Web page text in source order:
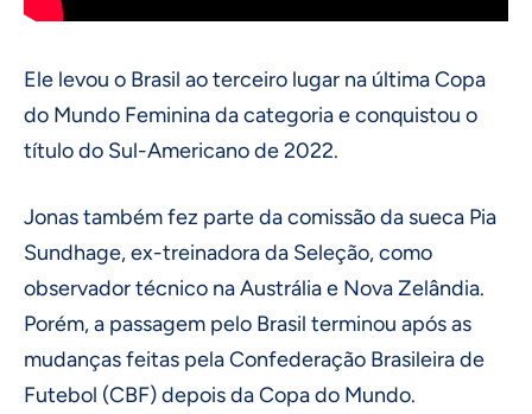
Ele levou o Brasil ao terceiro lugar na última Copa
do Mundo Feminina da categoria e conquistou o
título do Sul-Americano de 2022.
Jonas também fez parte da comissão da sueca Pia
Sundhage, ex-treinadora da Seleção, como
observador técnico na Austrália e Nova Zelândia.
Porém, a passagem pelo Brasil terminou após as
mudanças feitas pela Confederação Brasileira de
Futebol (CBF) depois da Copa do Mundo.